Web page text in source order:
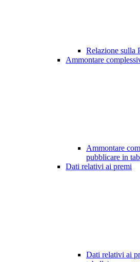
Relazione sulla
Ammontare
Ammontare
pubblicare in
Dati relativi ai premi
Dati relativi ai